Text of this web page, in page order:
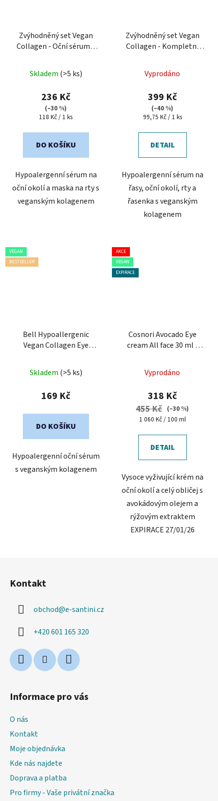
Zvýhodněný set Vegan
Collagen - Oční sérum a
Skladem (>5 ks)
236 Kč
(–30 %)
Měrná
118 Kč / 1 ks
DO KOŠÍKU
Hypoalergenní sérum na
oční okolí a maska na rty s
veganským kolagenem
Zvýhodněný set Vegan
Collagen - Kompletní
Vyprodáno
399 Kč
(–40 %)
Měrná
99,75 Kč / 1 ks
DETAIL
Hypoalergenní sérum na
řasy, oční okolí, rty a
řasenka s veganským
kolagenem
VEGAN
BESTSELLER
Bell Hypoallergenic
Vegan Collagen Eye
hodnocení
produktu
5,0
z
hvězdiček.
Skladem (>5 ks)
169 Kč
DO KOŠÍKU
Hypoalergenní oční sérum
s veganským kolagenem
AKCE
VEGAN
EXPIRACE
Cosnori Avocado Eye
cream All face 30 ml -
hodnocení
produktu
je
5,0
5
Vyprodáno
318 Kč
455 Kč (–30 %)
Měrná
1 060 Kč / 100 ml
DETAIL
Vysoce vyživující krém na
oční okolí a celý obličej s
avokádovým olejem a
rýžovým extraktem
EXPIRACE 27/01/26
Kontakt
obchod@e-santini.cz
+420 601 165 320
Informace pro vás
O nás
Kontakt
Moje objednávka
Kde nás najdete
Doprava a platba
Pro firmy - Vaše privátní značka